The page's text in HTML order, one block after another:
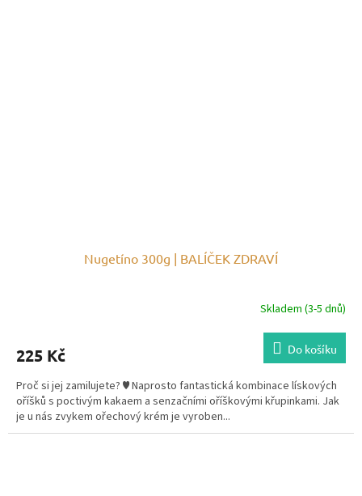
Nugetíno 300g | BALÍČEK ZDRAVÍ
Skladem (3-5 dnů)
225 Kč Do košíku
Proč si jej zamilujete? ♥ Naprosto fantastická kombinace lískových
oříšků s poctivým kakaem a senzačními oříškovými křupinkami. Jak
je u nás zvykem ořechový krém je vyroben...